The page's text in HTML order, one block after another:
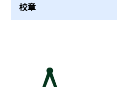
校章